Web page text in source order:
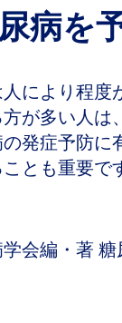
病を
により程度
が多い人は
発症予防に
とも重要で
学会編・著